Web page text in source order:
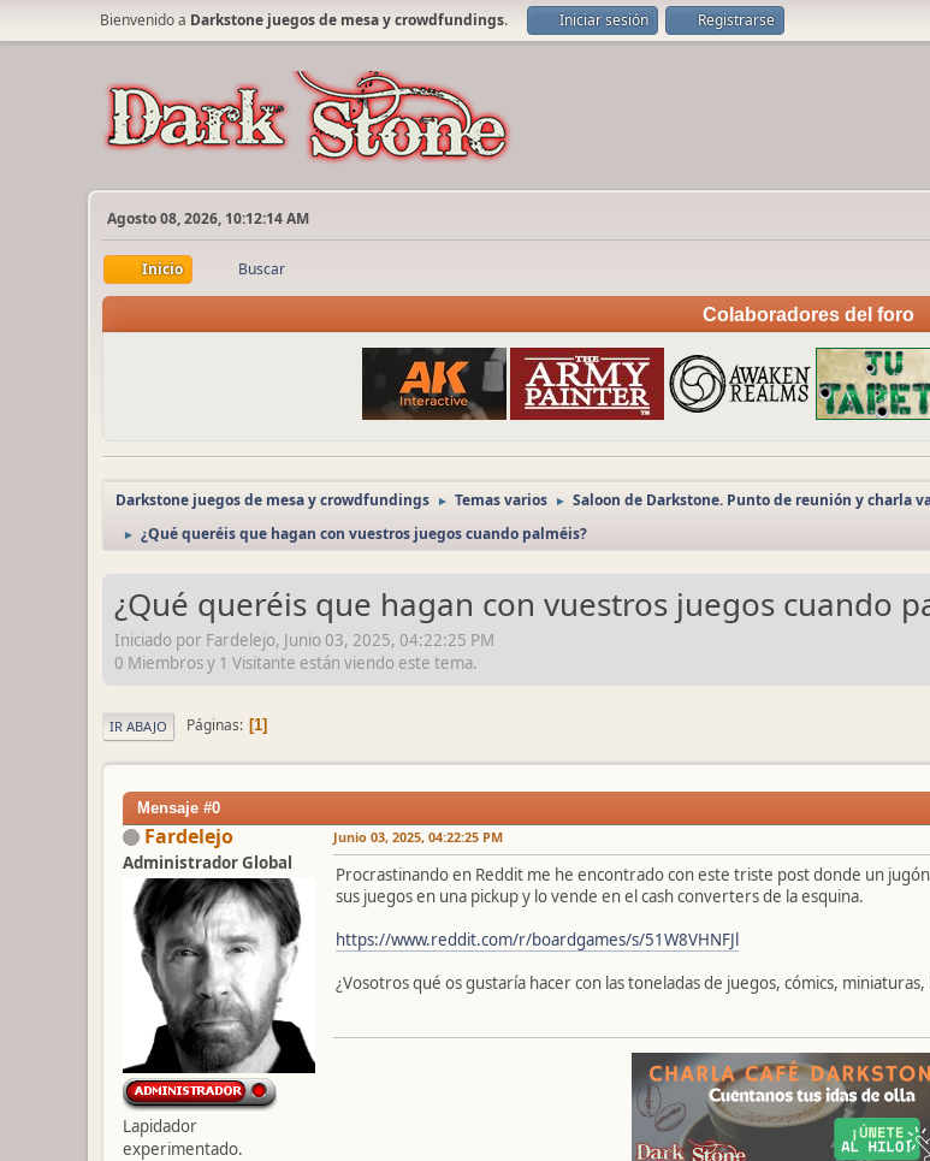
Bienvenido a Darkstone juegos de mesa y crowdfundings. Iniciar sesión Registrarse
Agosto 08, 2026, 10:12:14 AM
Inicio Buscar
Colaboradores del foro
Darkstone juegos de mesa y crowdfundings ► Temas varios ► Saloon de Darkstone. Punto de reunión y charla
► ¿Qué queréis que hagan con vuestros juegos cuando palméis?
¿Qué queréis que hagan con vuestros juegos cuando
Iniciado por Fardelejo, Junio 03, 2025, 04:22:25 PM
0 Miembros y 1 Visitante están viendo este tema.
IR ABAJO Páginas 1
Mensaje #0
Fardelejo
Administrador Global
Lapidador
experimentado.
Junio 03, 2025, 04:22:25 PM
Procrastinando en Reddit me he encontrado con este triste post donde un
sus juegos en una pickup y lo vende en el cash converters de la esquina.
https://www.reddit.com/r/boardgames/s/51W8VHNFJl
¿Vosotros qué os gustaría hacer con las toneladas de juegos, cómics, miniaturas,